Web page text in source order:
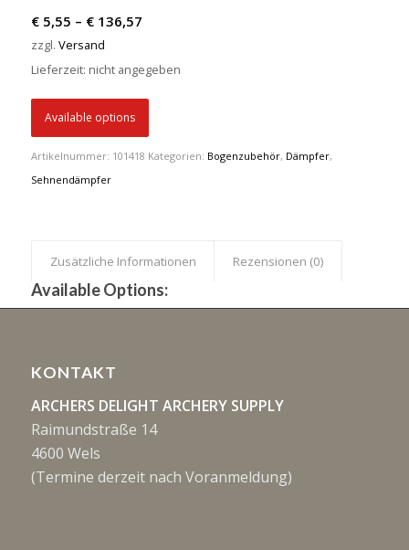
€5,55 – €136,57Preisspanne:
bis
zzgl. Versand
Lieferzeit: nicht angegeben
Available options
Artikelnummer: 101418 Kategorien: Bogenzubehör, Dämpfer,
Sehnendämpfer
Zusätzliche Informationen Rezensionen (0)
Available Options:
KONTAKT
ARCHERS DELIGHT ARCHERY SUPPLY
Raimundstraße 14
4600 Wels
(Termine derzeit nach Voranmeldung)